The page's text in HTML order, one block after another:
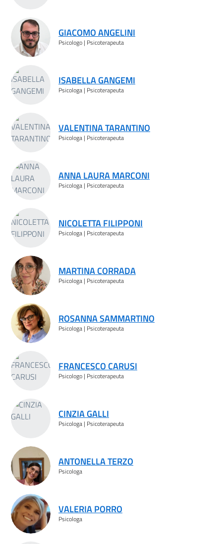
GIACOMO ANGELINI
Psicologo | Psicoterapeuta
ISABELLA GANGEMI
Psicologa | Psicoterapeuta
VALENTINA TARANTINO
Psicologa | Psicoterapeuta
ANNA LAURA MARCONI
Psicologa | Psicoterapeuta
NICOLETTA FILIPPONI
Psicologa | Psicoterapeuta
MARTINA CORRADA
Psicologa | Psicoterapeuta
ROSANNA SAMMARTINO
Psicologa | Psicoterapeuta
FRANCESCO CARUSI
Psicologo | Psicoterapeuta
CINZIA GALLI
Psicologa | Psicoterapeuta
ANTONELLA TERZO
Psicologa
VALERIA PORRO
Psicologa